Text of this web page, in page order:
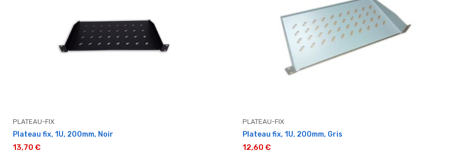
PLATEAU-FIX
Plateau fix, 1U, 200mm, Noir
13,70 €
PLATEAU-FIX
Plateau fix, 1U, 200mm, Gris
12,60 €